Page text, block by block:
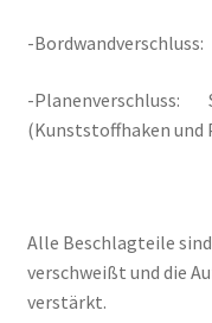
-
-Planenverschluss:
(Kunststoffhaken und
Alle Beschlagteile
verschweißt und die
verstärkt.